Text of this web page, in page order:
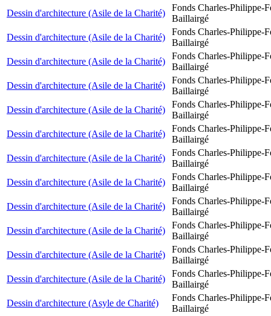
Dessin d'architecture (Asile de la Charité)
Fonds Charles-Philippe-
Baillairgé
Dessin d'architecture (Asile de la Charité)
Fonds Charles-Philippe-
Baillairgé
Dessin d'architecture (Asile de la Charité)
Fonds Charles-Philippe-
Baillairgé
Dessin d'architecture (Asile de la Charité)
Fonds Charles-Philippe-
Baillairgé
Dessin d'architecture (Asile de la Charité)
Fonds Charles-Philippe-
Baillairgé
Dessin d'architecture (Asile de la Charité)
Fonds Charles-Philippe-
Baillairgé
Dessin d'architecture (Asile de la Charité)
Fonds Charles-Philippe-
Baillairgé
Dessin d'architecture (Asile de la Charité)
Fonds Charles-Philippe-
Baillairgé
Dessin d'architecture (Asile de la Charité)
Fonds Charles-Philippe-
Baillairgé
Dessin d'architecture (Asile de la Charité)
Fonds Charles-Philippe-
Baillairgé
Dessin d'architecture (Asile de la Charité)
Fonds Charles-Philippe-
Baillairgé
Dessin d'architecture (Asile de la Charité)
Fonds Charles-Philippe-
Baillairgé
Dessin d'architecture (Asyle de Charité)
Fonds Charles-Philippe-
Baillairgé